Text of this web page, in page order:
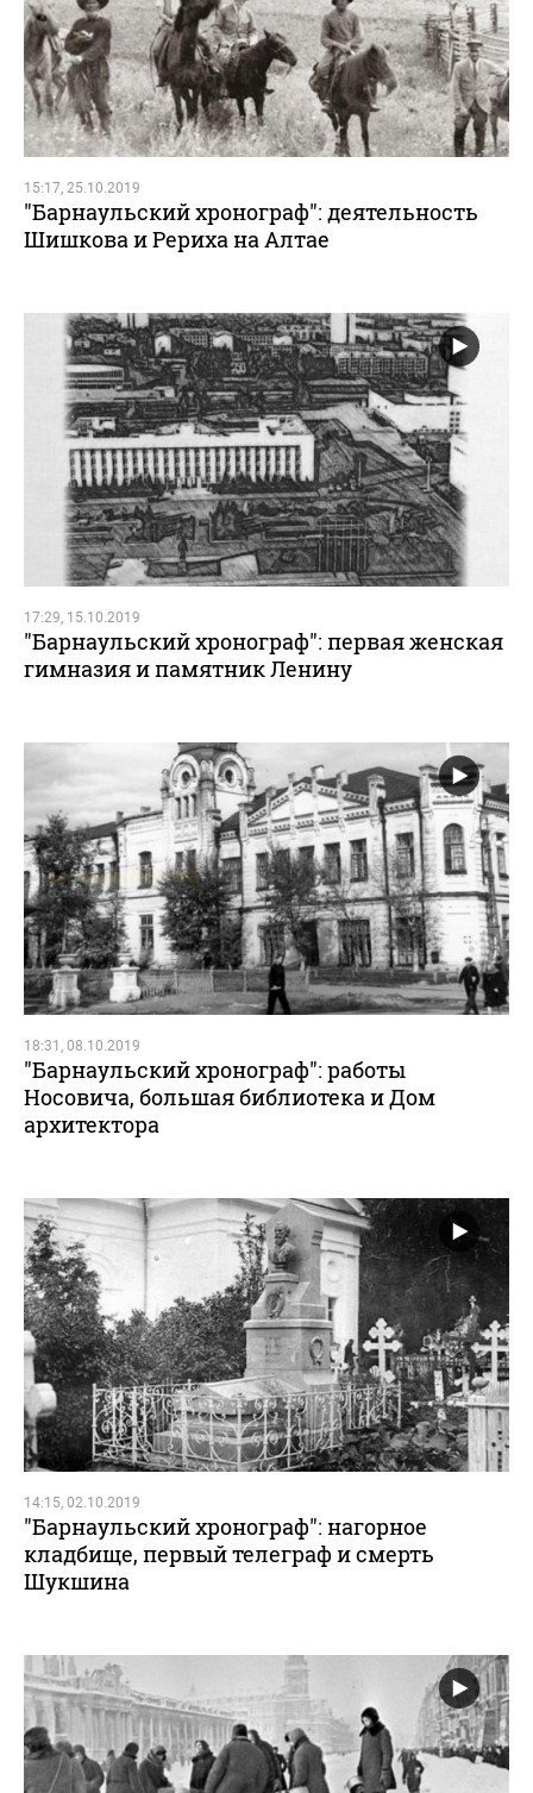
15:17, 25.10.2019
"Барнаульский хронограф": деятельность
Шишкова и Рериха на Алтае
17:29, 15.10.2019
"Барнаульский хронограф": первая женская
гимназия и памятник Ленину
18:31, 08.10.2019
"Барнаульский хронограф": работы
Носовича, большая библиотека и Дом
архитектора
14:15, 02.10.2019
"Барнаульский хронограф": нагорное
кладбище, первый телеграф и смерть
Шукшина